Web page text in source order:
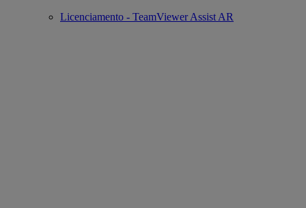
Licenciamento - TeamViewer Assist AR